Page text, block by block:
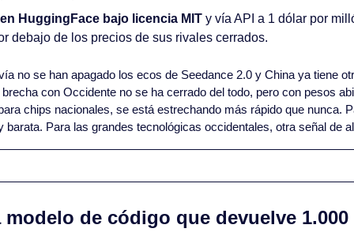
HuggingFace bajo licencia MIT y vía API a 1 dólar por
debajo de los precios de sus rivales cerrados.
no se han apagado los ecos de Seedance 2.0 y China ya tiene
con Occidente no se ha cerrado del todo, pero con pesos
chips nacionales, se está estrechando más rápido que nunca.
barata. Para las grandes tecnológicas occidentales, otra señal de
modelo de código que devuelve